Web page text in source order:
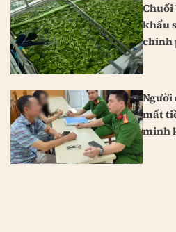
khẩu
chinh
Người
mất
minh